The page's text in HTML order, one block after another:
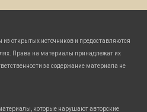
открытых источников и предоставляются
Права на материалы принадлежат их
за содержание материала не
которые нарушают авторские